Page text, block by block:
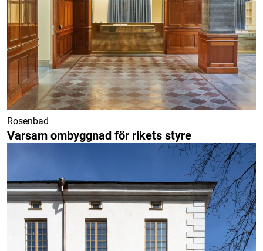
Rosenbad
Varsam ombyggnad för rikets styre